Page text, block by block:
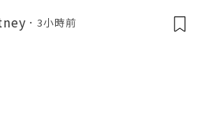
3小時前